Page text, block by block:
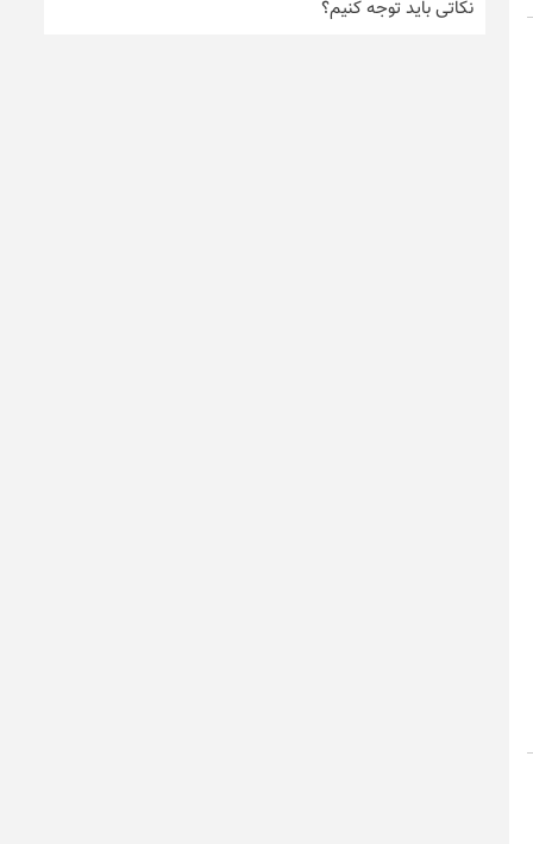
نکاتی باید توجه کنیم؟